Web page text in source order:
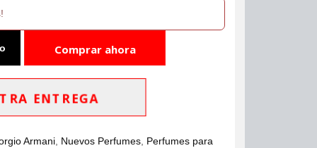
Comprar ahora
ENTREGA
Armani, Nuevos Perfumes, Perfumes para